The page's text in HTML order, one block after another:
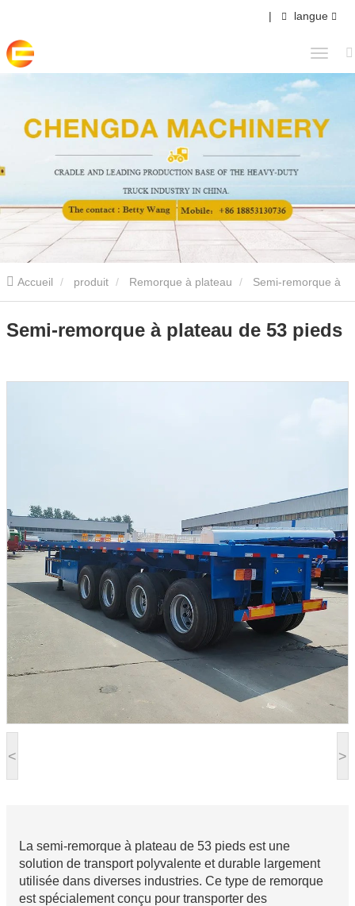
| langue
Accueil produit Remorque à plateau
< >
Semi-remorque à plateau de 53 pieds
La semi-remorque à plateau de 53 pieds est une
solution de transport polyvalente et durable largement
utilisée dans diverses industries. Ce type de remorque
est spécialement conçu pour transporter des